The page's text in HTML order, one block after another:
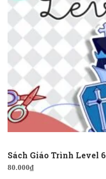
Sách Giáo Trình Level 6
80.000₫